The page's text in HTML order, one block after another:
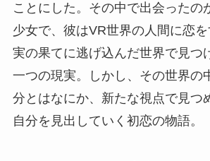
ことにした。その中で出会ったの
少女で、彼はVR世界の人間に恋
実の果てに逃げ込んだ世界で見つ
一つの現実。しかし、その世界の
分とはなにか、新たな視点で見つ
自分を見出していく初恋の物語。